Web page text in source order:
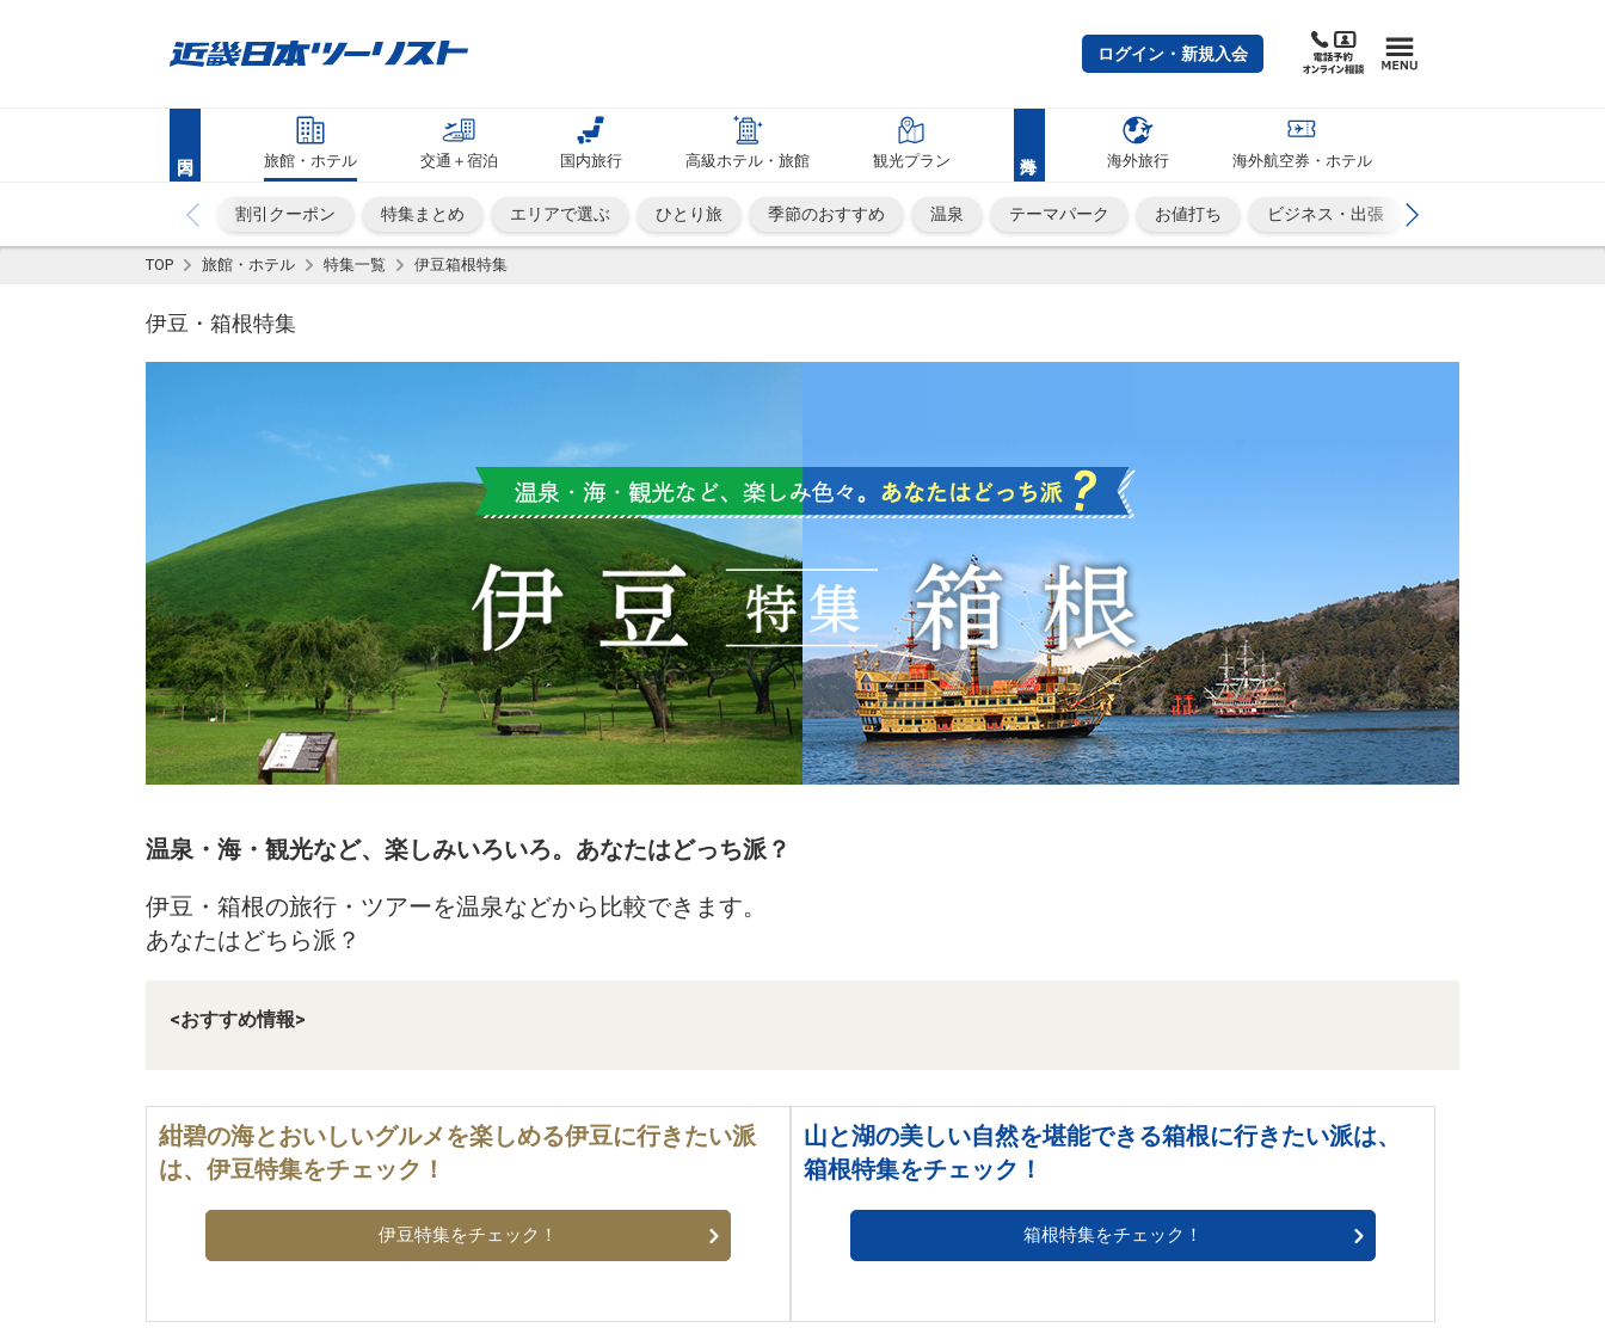
ログイン・新規入会
旅館・ホテル 交通＋宿泊 国内旅行 高級ホテル・旅館 観光プラン 海外旅行 海外航空券・ホテル
割引クーポン 特集まとめ エリアで選ぶ ひとり旅 季節のおすすめ 温泉 テーマパーク お値打ち ビジネス・出張
TOP 旅館・ホテル 特集一覧 伊豆箱根特集
伊豆・箱根特集
温泉・海・観光など、楽しみいろいろ。あなたはどっち派？
伊豆・箱根の旅行・ツアーを温泉などから比較できます。
あなたはどちら派？
<おすすめ情報>
紺碧の海とおいしいグルメを楽しめる伊豆に行きたい派
は、伊豆特集をチェック！
伊豆特集をチェック！
山と湖の美しい自然を堪能できる箱根に行きたい派は、
箱根特集をチェック！
箱根特集をチェック！